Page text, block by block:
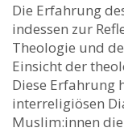
Die Erfahrung
indessen zur
Theologie und
Einsicht der
Diese Erfahrung
interreligiösen
Muslim:innen